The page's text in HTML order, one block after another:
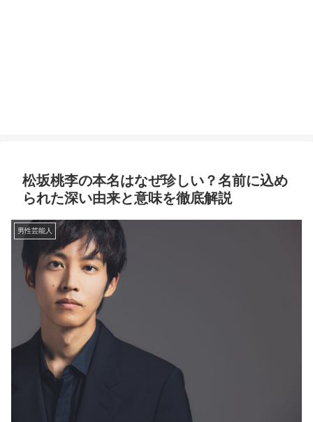
松坂桃李の本名はなぜ珍しい？名前に込め
られた深い由来と意味を徹底解説
男性芸能人